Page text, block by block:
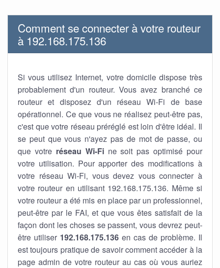
Comment se connecter à votre routeur
à 192.168.175.136
Si vous utilisez Internet, votre domicile dispose très
probablement d'un routeur. Vous avez branché ce
routeur et disposez d'un réseau Wi-Fi de base
opérationnel. Ce que vous ne réalisez peut-être pas,
c'est que votre réseau préréglé est loin d'être idéal. Il
se peut que vous n'ayez pas de mot de passe, ou
que votre réseau Wi-Fine soit pas optimisé pour
votre utilisation. Pour apporter des modifications à
votre réseau Wi-Fi, vous devez vous connecter à
votre routeur en utilisant 192.168.175.136. Même si
votre routeur a été mis en place par un professionnel,
peut-être par le FAI, et que vous êtes satisfait de la
façon dont les choses se passent, vous devrez peut-
être utiliser 192.168.175.136 en cas de problème. Il
est toujours pratique de savoir comment accéder à la
page admin de votre routeur au cas où vous auriez